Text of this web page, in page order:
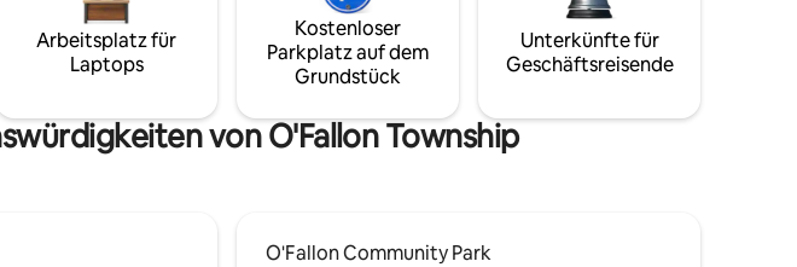
Arbeitsplatz für
Laptops
Kostenloser
Parkplatz auf dem
Grundstück
Unterkünfte für
Geschäftsreisende
von O'Fallon Township
O'Fallon Community Park